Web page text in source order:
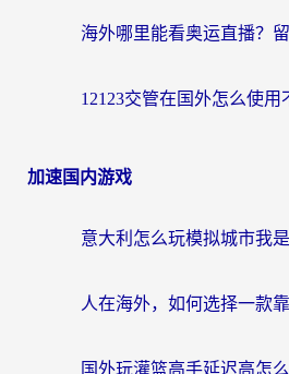
加速国内游戏